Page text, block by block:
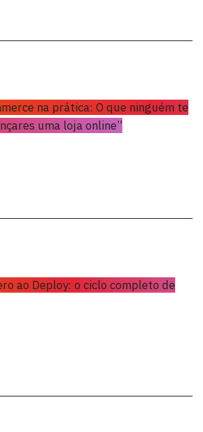
na prática: O que ninguém te
uma loja online”
ao Deploy: o ciclo completo de